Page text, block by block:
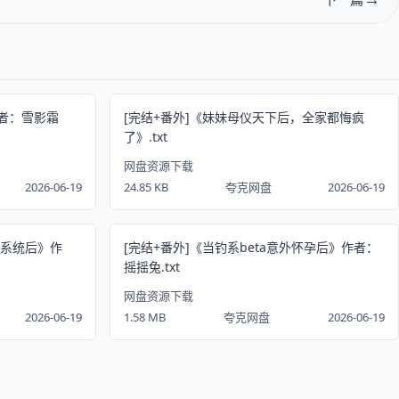
：雪影霜
2026-06-19
[完结+番外]《妹妹母仪天下后，全家都悔疯
了》.txt
网盘资源下载
24.85 KB
夸克网盘 2026-06-19
统后》作
2026-06-19
[完结+番外]《当钓系beta意外怀孕后》作者：
摇摇兔.txt
网盘资源下载
1.58 MB
夸克网盘 2026-06-19